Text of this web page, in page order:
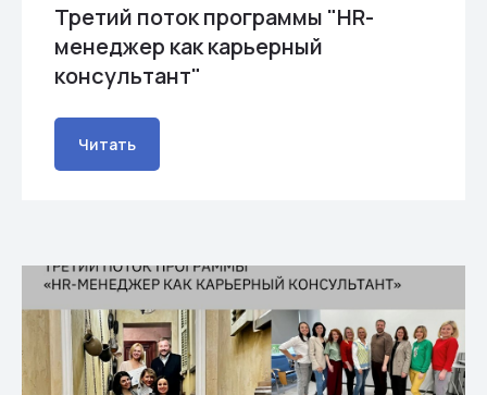
Третий поток программы "HR-
менеджер как карьерный
консультант"
Читать